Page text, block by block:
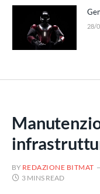
28/
BY REDAZIONE BITMAT
3 MINS READ